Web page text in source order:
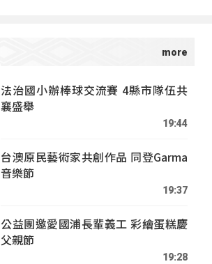
法治國小辦棒球交流賽 4縣市隊伍共
襄盛舉
19:44
台澳原民藝術家共創作品 同登Garma
音樂節
19:37
公益團邀愛國浦長輩義工 彩繪蛋糕慶
父親節
19:28